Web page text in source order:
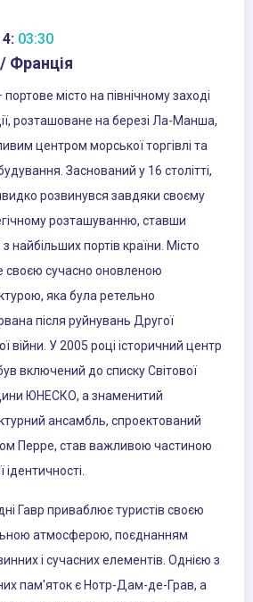
03:30
Франція
портове місто на північному заході
розташоване на березі Ла-Манша,
центром морської торгівлі та
Заснований у 16 столітті,
розвинувся завдяки своєму
розташуванню, ставши
найбільших портів країни. Місто
своєю сучасно оновленою
яка була ретельно
після руйнувань Другої
війни. У 2005 році історичний центр
включений до списку Світової
ЮНЕСКО, а знаменитий
ансамбль, спроектований
Перре, став важливою частиною
ідентичності.
Гавр приваблює туристів своєю
атмосферою, поєднанням
і сучасних елементів. Однією з
пам'яток є Нотр-Дам-де-Грав, а